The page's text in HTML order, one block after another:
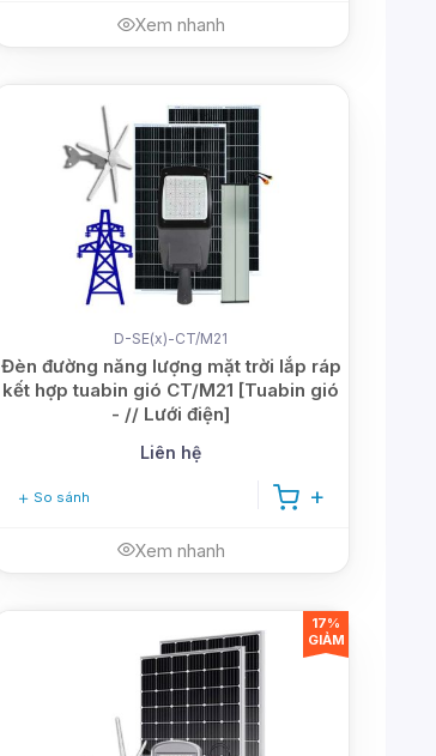
Xem nhanh
D-SE(x)-CT/M21
Đèn đường năng lượng mặt trời lắp ráp
kết hợp tuabin gió CT/M21 [Tuabin gió
- // Lưới điện]
Liên hệ
So sánh
Xem nhanh
17%
GIẢM